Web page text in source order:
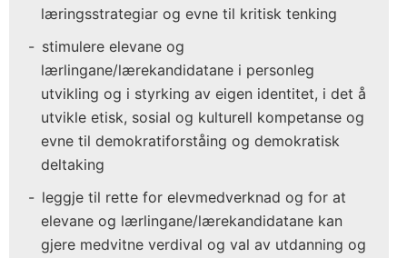
læringsstrategiar og evne til kritisk tenking
stimulere elevane og
lærlingane/lærekandidatane i personleg
utvikling og i styrking av eigen identitet, i det å
utvikle etisk, sosial og kulturell kompetanse og
evne til demokratiforståing og demokratisk
deltaking
leggje til rette for elevmedverknad og for at
elevane og lærlingane/lærekandidatane kan
gjere medvitne verdival og val av utdanning og